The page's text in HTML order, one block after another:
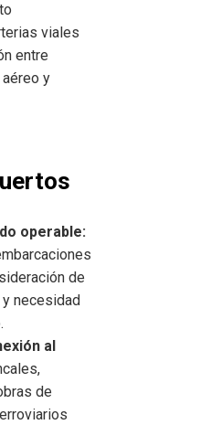
viales
entre
y
operable:
de
necesidad
al
de